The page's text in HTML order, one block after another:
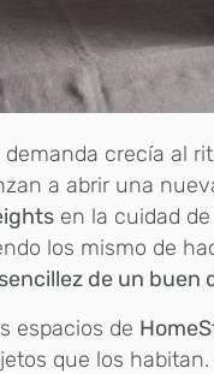
demanda crecía al
a abrir una
en la cuidad de
los mismo de
de un buen
espacios de
que los